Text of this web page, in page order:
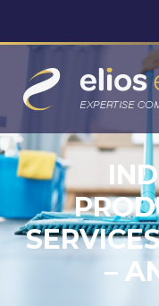
Aller
contenu
–